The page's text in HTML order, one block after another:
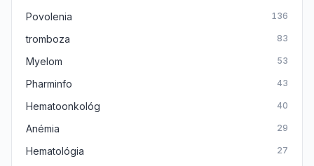
Povolenia 136
tromboza 83
Myelom 53
Pharminfo 43
Hematoonkológ 40
Anémia 29
Hematológia 27